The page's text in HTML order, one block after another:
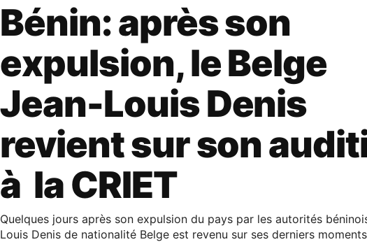
Bénin: après son
expulsion, le Belge
Jean-Louis Denis
revient sur son
à la CRIET
Quelques jours après son expulsion du pays par les autorités
Louis Denis de nationalité Belge est revenu sur ses derniers